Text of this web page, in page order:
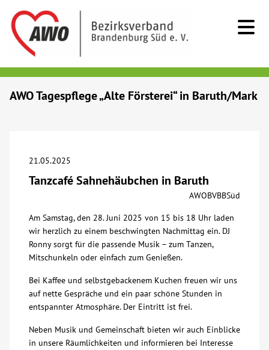
Beratung & Hilfe
Begegnung
Bildung
Über uns
Veranstaltungen
AWO Tagespflege „Alte Försterei“ in Baruth/Mark
21.05.2025
Tanzcafé Sahnehäubchen in Baruth
AWOBVBBSüd
Am Samstag, den 28. Juni 2025 von 15 bis 18 Uhr laden
wir herzlich zu einem beschwingten Nachmittag ein. DJ
Ronny sorgt für die passende Musik – zum Tanzen,
Mitschunkeln oder einfach zum Genießen.
Bei Kaffee und selbstgebackenem Kuchen freuen wir uns
auf nette Gespräche und ein paar schöne Stunden in
entspannter Atmosphäre. Der Eintritt ist frei.
Neben Musik und Gemeinschaft bieten wir auch Einblicke
in unsere Räumlichkeiten und informieren bei Interesse